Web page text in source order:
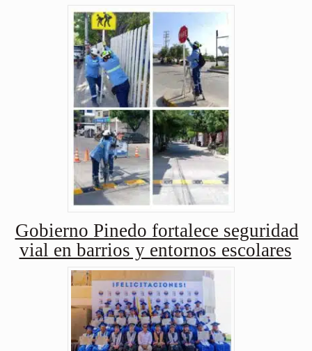
Gobierno Pinedo fortalece seguridad
vial en barrios y entornos escolares